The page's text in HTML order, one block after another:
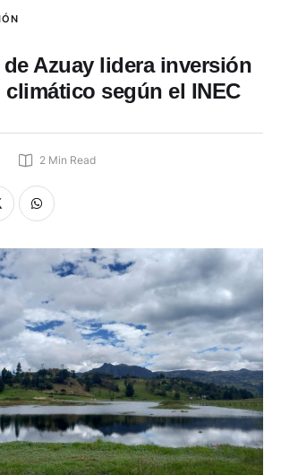
Azuay lidera inversión
según el INEC
2 Min Read